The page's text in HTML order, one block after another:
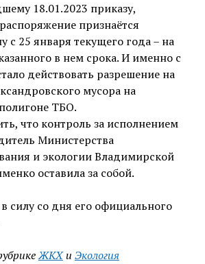
18.01.2023 приказу,
признаётся
с 25 января текущего года – на
в нем срока. И именно с
действовать разрешение на
мусора на
ТБО.
что контроль за исполнением
Министерства
и экологии Владимирской
оставила за собой.
силу со дня его официального
ЖКХи Экология